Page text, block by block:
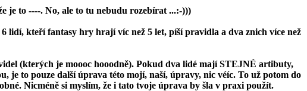
je to ----. No, ale to tu nebudu rozebírat ...:-)))
lidí, kteří fantasy hry hrají víc než 5 let, píší pravidla a dva znich více než
(kterých je moooc hooodně). Pokud dva lidé mají STEJNÉ artibuty,
je to pouze další úprava této mojí, naší, úpravy, nic véíc. To už potom do
Nicméně si myslím, že i tato tvoje úprava by šla v praxi použít.